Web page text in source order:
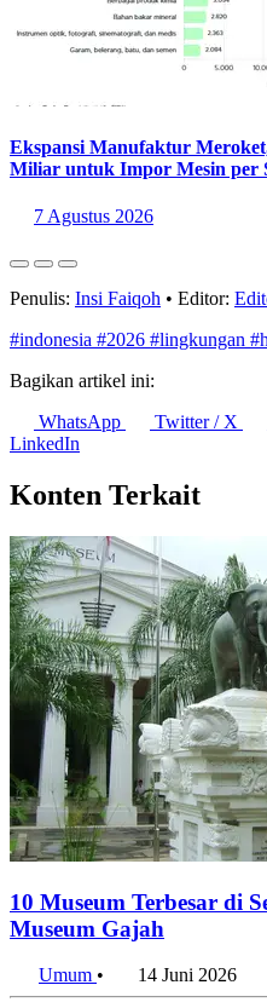
Ekspansi Manufaktur
Miliar untuk Impor Mesin per
7 Agustus 2026
Penulis: Insi Faiqoh • Editor:
#indonesia #2026 #lingkungan
Bagikan artikel ini:
WhatsApp
Twitter / X
LinkedIn
Konten Terkait
10 Museum Terbesar di
Museum Gajah
Umum • 14 Juni 2026